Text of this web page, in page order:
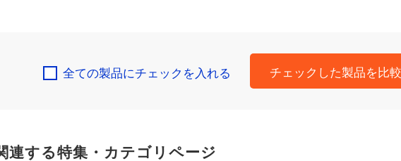
全ての製品にチェックを入れる チェックした製品を比
連する特集・カテゴリページ